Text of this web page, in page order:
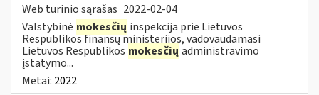
Web turinio sąrašas 2022-02-04
Valstybinė mokesčių inspekcija prie Lietuvos
Respublikos finansų ministerijos, vadovaudamasi
Lietuvos Respublikos mokesčių administravimo
įstatymo...
Metai: 2022